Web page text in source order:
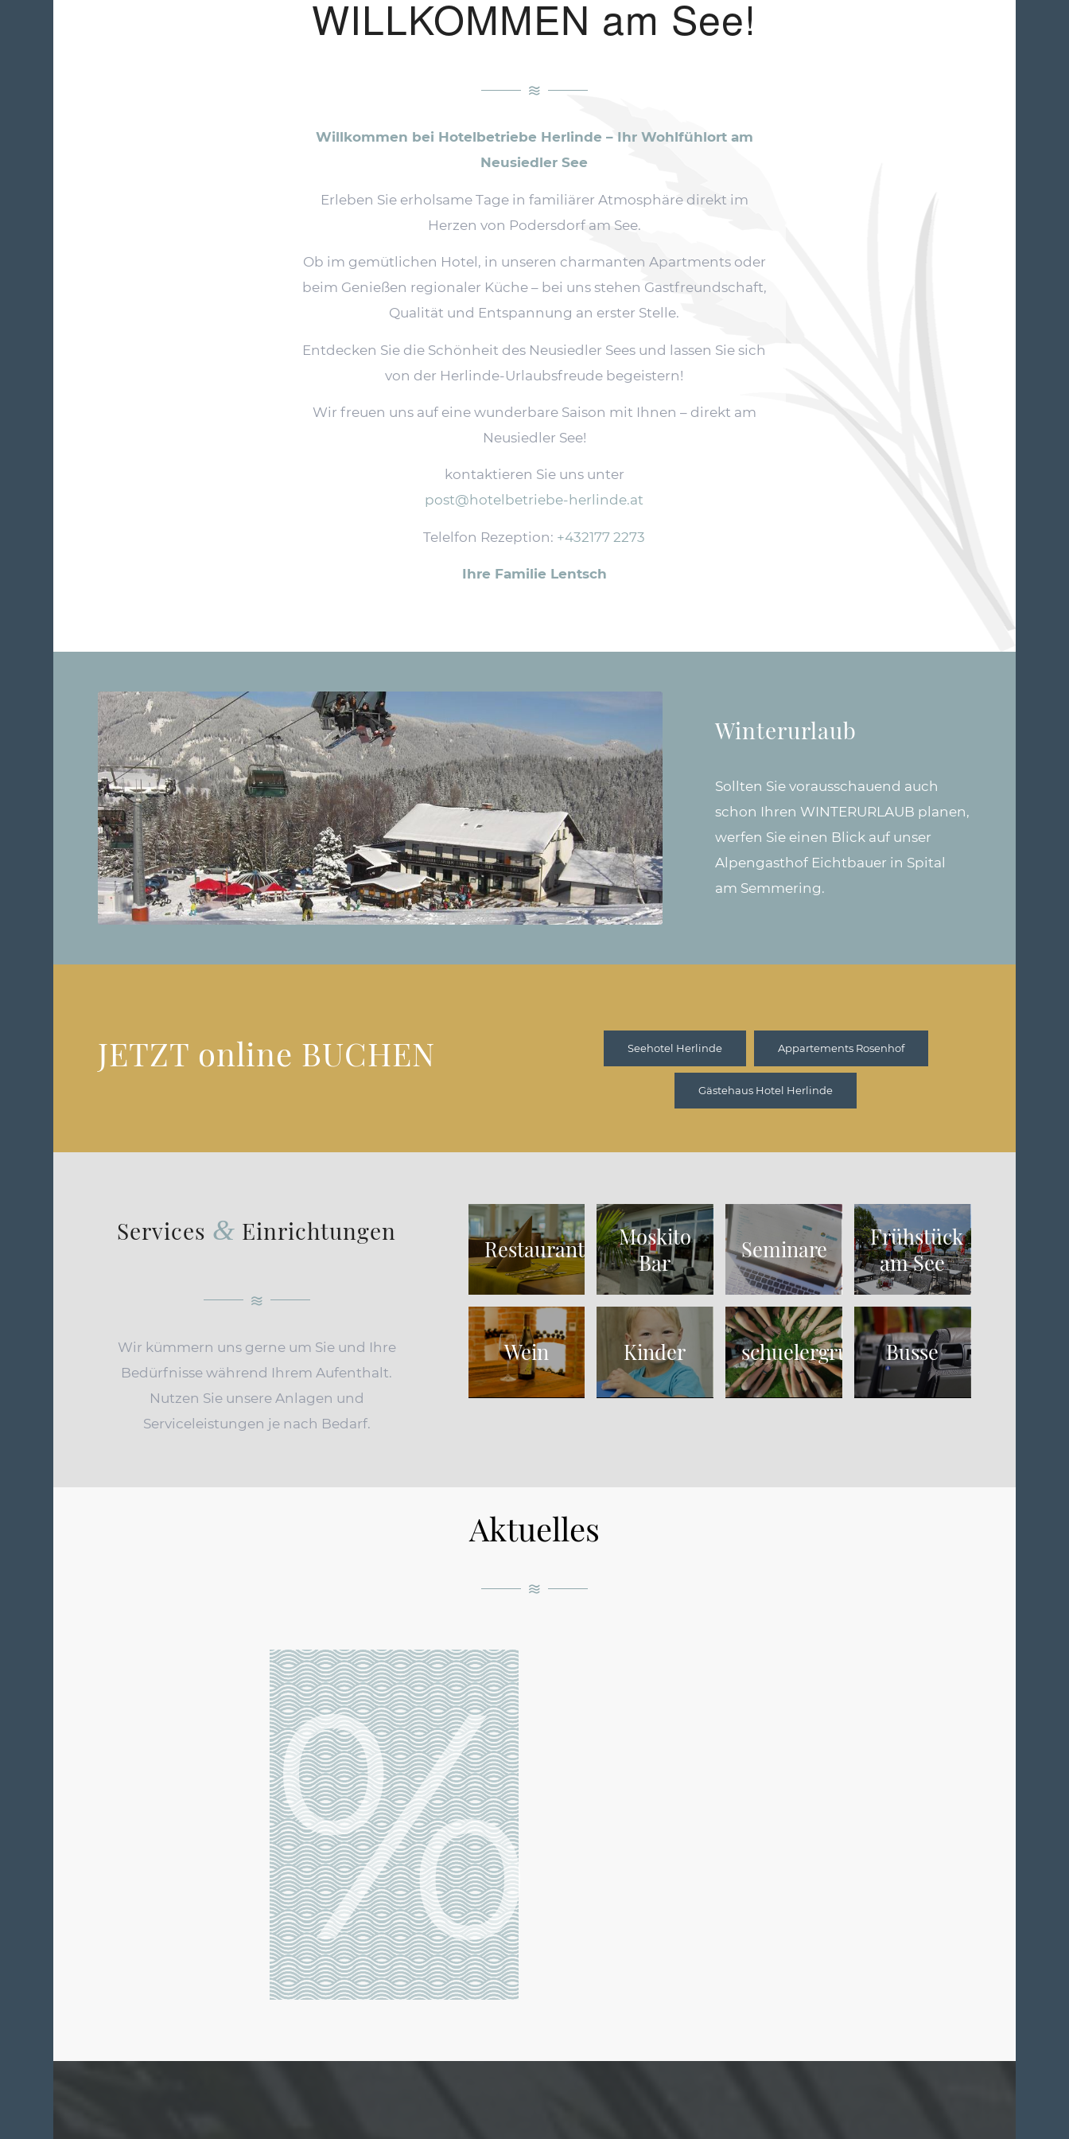
WILLKOMMEN am See!
Willkommen bei Hotelbetriebe Herlinde – Ihr Wohlfühlort am
Neusiedler See
Erleben Sie erholsame Tage in familiärer Atmosphäre direkt im
Herzen von Podersdorf am See.
Ob im gemütlichen Hotel, in unseren charmanten Apartments oder
beim Genießen regionaler Küche – bei uns stehen Gastfreundschaft,
Qualität und Entspannung an erster Stelle.
Entdecken Sie die Schönheit des Neusiedler Sees und lassen Sie sich
von der Herlinde-Urlaubsfreude begeistern!
Wir freuen uns auf eine wunderbare Saison mit Ihnen – direkt am
Neusiedler See!
kontaktieren Sie uns unter
post@hotelbetriebe-herlinde.at
Telelfon Rezeption: +432177 2273
Ihre Familie Lentsch
Alpengasthof Eichtbauer
Winterurlaub
Sollten Sie vorausschauend auch
schon Ihren WINTERURLAUB planen,
werfen Sie einen Blick auf unser
Alpengasthof Eichtbauer in Spital
am Semmering.
JETZT online BUCHEN Seehotel Herlinde Appartements Rosenhof
Gästehaus Hotel Herlinde
Services & Einrichtungen
Wir kümmern uns gerne um Sie und Ihre
Bedürfnisse während Ihrem Aufenthalt.
Nutzen Sie unsere Anlagen und
Serviceleistungen je nach Bedarf.
Restaurant
Moskito
Bar
Seminare
Frühstück
am See
Wein Kinder schuelergruppen_herlinde
Busse
Aktuelles
%